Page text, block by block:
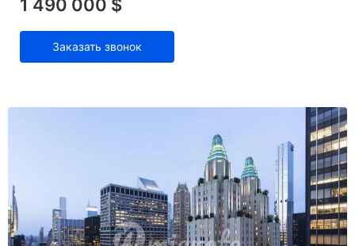
1 490 000 $
Заказать звонок